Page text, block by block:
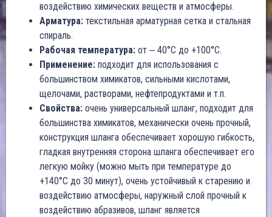
воздействию химических веществ и атмосферы.
Арматура: текстильная арматурная сетка и стальная
спираль.
Рабочая температура: от ‒ 40°C до +100°C.
Применение: подходит для использования с
большинством химикатов, сильными кислотами,
щелочами, растворами, нефтепродуктами и т.п.
Свойства: очень универсальный шланг, подходит для
большинства химикатов, механически очень прочный,
конструкция шланга обеспечивает хорошую гибкость,
гладкая внутренняя сторона шланга обеспечивает его
легкую мойку (можно мыть при температуре до
+140°C до 30 минут), очень устойчивый к старению и
воздействию атмосферы, наружный слой прочный к
воздействию абразивов, шланг является